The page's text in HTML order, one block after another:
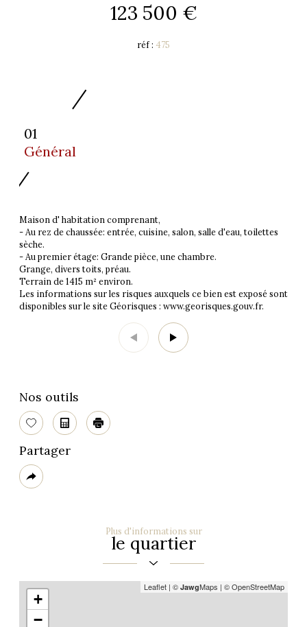
123 500 €
réf : 475
01
Général
Maison d' habitation comprenant,
- Au rez de chaussée: entrée, cuisine, salon, salle d'eau, toilettes
sèche.
- Au premier étage: Grande pièce, une chambre.
Grange, divers toits, préau.
Terrain de 1415 m² environ.
Les informations sur les risques auxquels ce bien est exposé sont
disponibles sur le site Géorisques : www.georisques.gouv.fr.
Nos outils
SélectionnerCalculatriceImprimer
Partager
Plus
de
Plus d'informations sur
le quartier
+
−
Leaflet | © JawgMaps | © OpenStreetMap